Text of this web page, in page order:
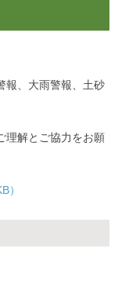
報、大雨警報、土砂
理解とご協力をお願
）